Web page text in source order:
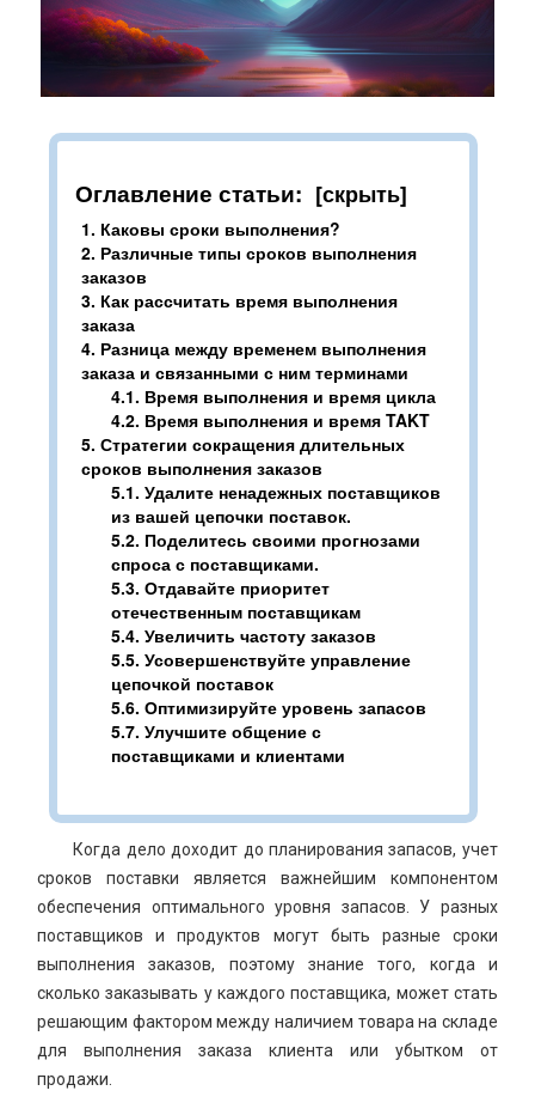
Интеграции
Контакты
О нас
Инструкции
Блог
Оглавление статьи:
1. Каковы сроки выполнения?
2. Различные типы сроков выполнения
заказов
3. Как рассчитать время выполнения
заказа
4. Разница между временем выполнения
заказа и связанными с ним терминами
4.1. Время выполнения и время цикла
4.2. Время выполнения и время TAKT
5.Стратегии сокращения длительных
сроков выполнения заказов
5.1.Удалите ненадежных поставщиков
из вашей цепочки поставок.
5.2. Поделитесь своими прогнозами
спроса с поставщиками.
5.3.Отдавайте приоритет
отечественным поставщикам
5.4.Увеличить частоту заказов
5.5.Усовершенствуйте управление
цепочкой поставок
5.6.Оптимизируйте уровень запасов
5.7.Улучшите общение с
поставщиками и клиентами
Когда дело доходит до планирования запасов, учет
сроков поставки является важнейшим компонентом
обеспечения оптимального уровня запасов. У разных
поставщиков и продуктов могут быть разные сроки
выполнения заказов, поэтому знание того, когда и
сколько заказывать у каждого поставщика, может стать
решающим фактором между наличием товара на складе
для выполнения заказа клиента или убытком от
продажи.